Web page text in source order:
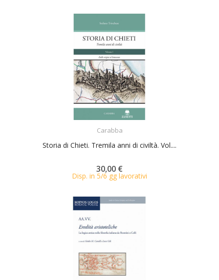
Carabba
Storia di Chieti. Tremila anni di civiltà. Vol....
30,00 €
Disp. in 5/6 gg lavorativi